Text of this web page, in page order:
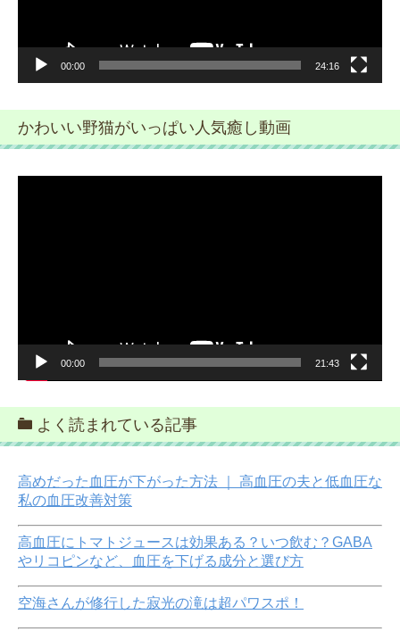
00:00 24:16
かわいい野猫がいっぱい人気癒し動画
00:00 21:43
よく読まれている記事
高めだった血圧が下がった方法 ｜ 高血圧の夫と低血圧な
私の血圧改善対策
高血圧にトマトジュースは効果ある？いつ飲む？GABA
やリコピンなど、血圧を下げる成分と選び方
空海さんが修行した寂光の滝は超パワスポ！